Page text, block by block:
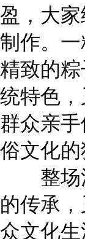
盈，大
制作。
精致的
统特色
群众亲
俗文化的
整场活
的传承
众文化